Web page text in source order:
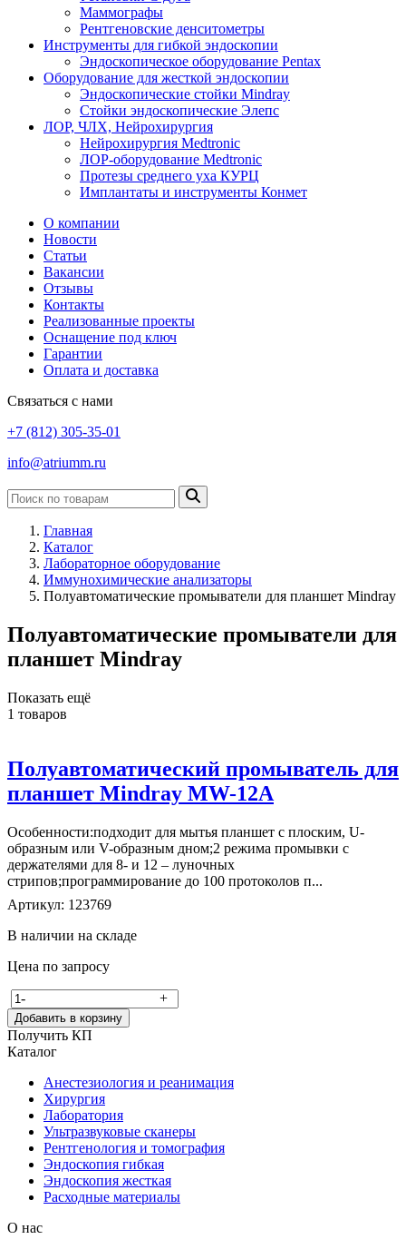
Маммографы
Рентгеновские денситометры
Инструменты для гибкой эндоскопии
Эндоскопическое оборудование Pentax
Оборудование для жесткой эндоскопии
Эндоскопические стойки Mindray
Стойки эндоскопические Элепс
ЛОР, ЧЛХ, Нейрохирургия
Нейрохирургия Medtronic
ЛОР-оборудование Medtronic
Протезы среднего уха КУРЦ
Имплантаты и инструменты Конмет
О компании
Новости
Статьи
Вакансии
Отзывы
Контакты
Реализованные проекты
Оснащение под ключ
Гарантии
Оплата и доставка
Связаться с нами
+7 (812) 305-35-01
info@atriumm.ru
Главная
Каталог
Лабораторное оборудование
Иммунохимические анализаторы
Полуавтоматические промыватели для планшет Mindray
Полуавтоматические промыватели для
планшет Mindray
Показать ещё
1 товаров
Полуавтоматический промыватель для
планшет Mindray MW-12A
Особенности:подходит для мытья планшет с плоским, U-
образным или V-образным дном;2 режима промывки с
держателями для 8- и 12 – луночных
стрипов;программирование до 100 протоколов п...
Артикул: 123769
В наличии на складе
Цена по запросу
- +
Добавить в корзину
Получить КП
Каталог
Анестезиология и реанимация
Хирургия
Лаборатория
Ультразвуковые сканеры
Рентгенология и томография
Эндоскопия гибкая
Эндоскопия жесткая
Расходные материалы
О нас